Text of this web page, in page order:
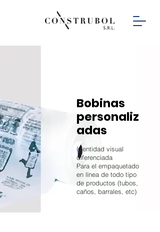
Bobinas
personaliz
adas
Identidad visual
diferenciada
Para el empaquetado
en línea de todo tipo
de productos (tubos,
caños, barrales, etc)